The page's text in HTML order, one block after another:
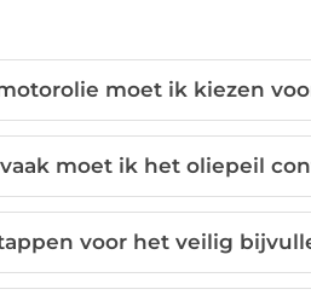
moet ik kiezen
moet ik het oliepeil
voor het veilig